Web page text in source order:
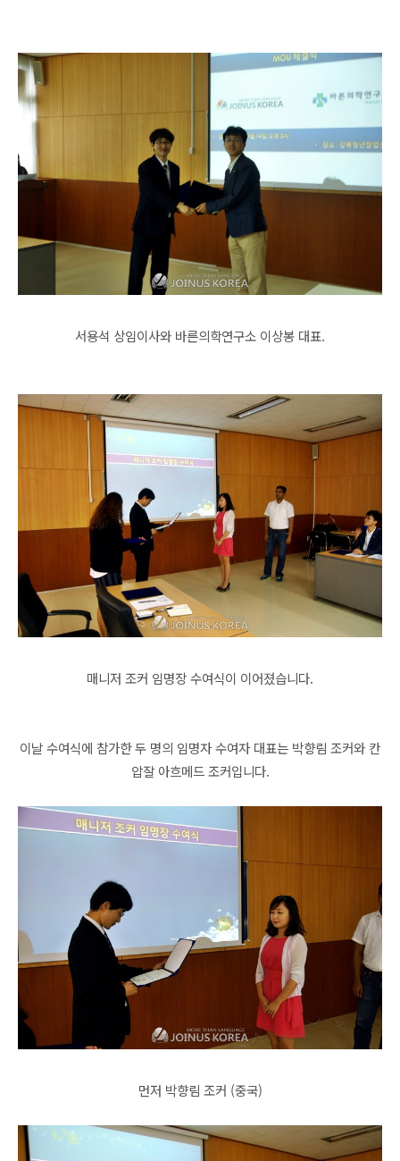
서용석 상임이사와 바른의학연구소 이상봉 대표.
매니저 조커 임명장 수여식이 이어졌습니다.
이날 수여식에 참가한 두 명의 임명자 수여자 대표는 박향림 조커와 칸
압잘 아흐메드 조커입니다.
먼저 박향림 조커 (중국)